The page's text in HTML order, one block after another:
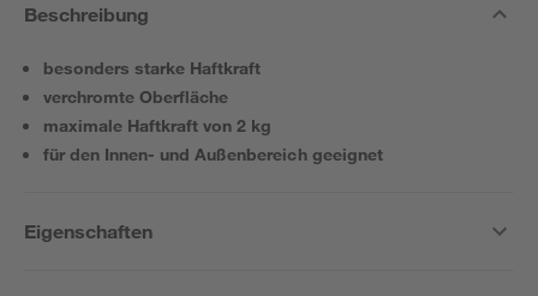
Beschreibung
besonders starke Haftkraft
verchromte Oberfläche
maximale Haftkraft von 2 kg
für den Innen- und Außenbereich geeignet
Eigenschaften